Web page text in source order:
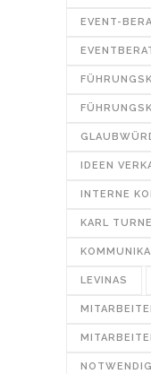
EVENT-
IDEEN
INTERNE
KARL
LEVINAS